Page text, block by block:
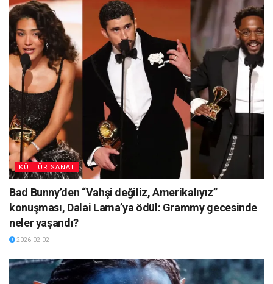
KÜLTÜR SANAT
Bad Bunny’den “Vahşi değiliz, Amerikalıyız”
konuşması, Dalai Lama’ya ödül: Grammy gecesinde
neler yaşandı?
2026-02-02